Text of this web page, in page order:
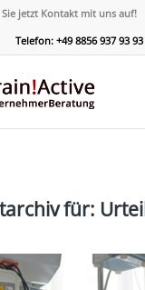
Sie jetzt Kontakt mit uns auf!
Telefon: +49 8856 937 93 93
für: